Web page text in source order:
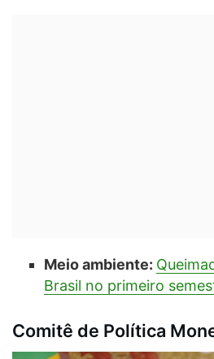
Meio ambiente:
Brasil no primeiro
Comitê de Política